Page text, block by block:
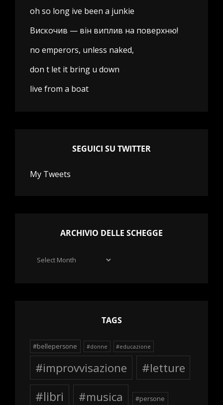
oh so long ive been a junkie
Вискочив — він виплив на поверхню!
no emperors, unless naked,
don t let it bring u down
live from a boat
SEGUICI SU TWITTER
My Tweets
ARCHIVIO DELLE SCHEGGE
Archivio
TAGS
#bellepersone #donne #educazione
#improvvisazione
#letture
#libri
#musica #persone